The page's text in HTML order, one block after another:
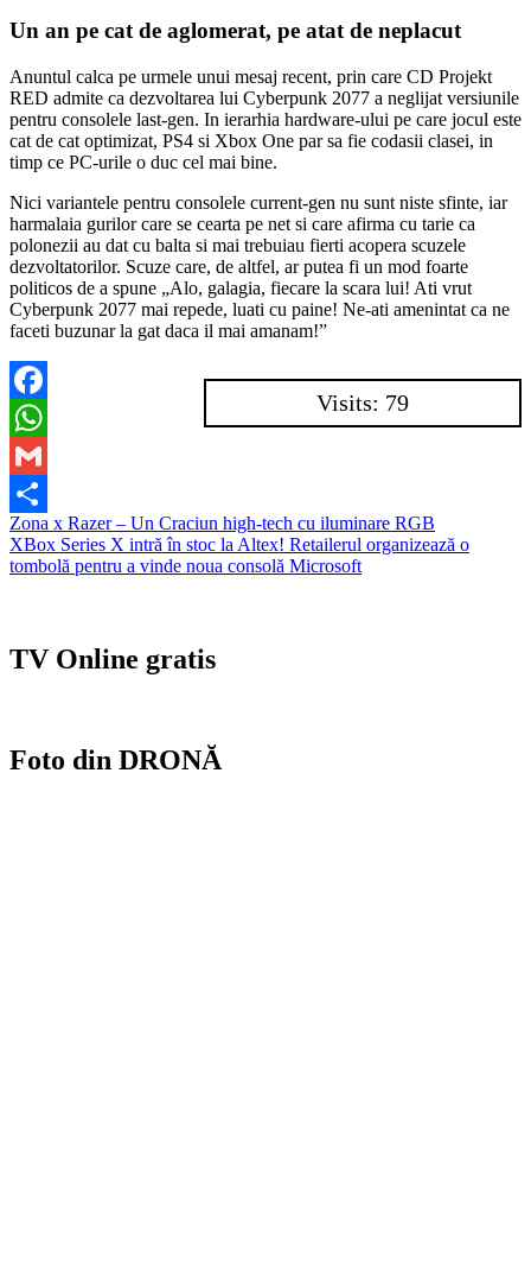
Un an pe cat de aglomerat, pe atat de neplacut
Anuntul calca pe urmele unui mesaj recent, prin care CD Projekt
RED admite ca dezvoltarea lui Cyberpunk 2077 a neglijat versiunile
pentru consolele last-gen. In ierarhia hardware-ului pe care jocul este
cat de cat optimizat, PS4 si Xbox One par sa fie codasii clasei, in
timp ce PC-urile o duc cel mai bine.
Nici variantele pentru consolele current-gen nu sunt niste sfinte, iar
harmalaia gurilor care se cearta pe net si care afirma cu tarie ca
polonezii au dat cu balta si mai trebuiau fierti acopera scuzele
dezvoltatorilor. Scuze care, de altfel, ar putea fi un mod foarte
politicos de a spune „Alo, galagia, fiecare la scara lui! Ati vrut
Cyberpunk 2077 mai repede, luati cu paine! Ne-ati amenintat ca ne
faceti buzunar la gat daca il mai amanam!”
Visits: 79
Facebook
WhatsApp
Gmail
Partajează
Navigare
în
Zona x Razer – Un Craciun high-tech cu iluminare RGB
XBox Series X intră în stoc la Altex! Retailerul organizează o
tombolă pentru a vinde noua consolă Microsoft
TV Online gratis
Foto din DRONĂ